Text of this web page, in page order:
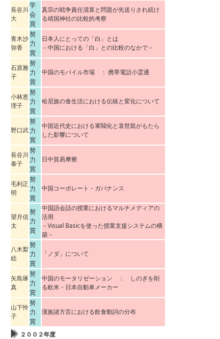
長谷川
大
学
会
賞
真宗の戦争責任清算と問題が先送りされ続け
る靖国神社の比較的考察
青木沙
弥香
努
力
賞
日本人にとっての「白」とは
－中国における「白」との比較のなかで－
石原雅
子
努
力
賞
中国のモバイル市場 ： 携帯電話小霊通
小林恵
理子
努
力
賞
哈尼族の食生活における伝統と変化について
野口武
努
力
賞
中国近代史における軍閥化と袁世凱がもたら
した影響について
長谷川
泰子
努
力
賞
日中貿易摩擦
毛利正
明
努
力
賞
中国コーポレート・ガバナンス
望月信
太
努
力
賞
中国語会話の授業におけるマルチメディアの
活用
－Visual Basicを使った授業支援システムの構
築－
八木梨
絵
努
力
賞
「ノダ」について
矢島琢
真
努
力
賞
中国のモータリゼーション ： しのぎを削
る欧米・日本自動車メーカー
山下怜
子
努
力
賞
漢族諸方言における飲食動詞の分布
２００２年度